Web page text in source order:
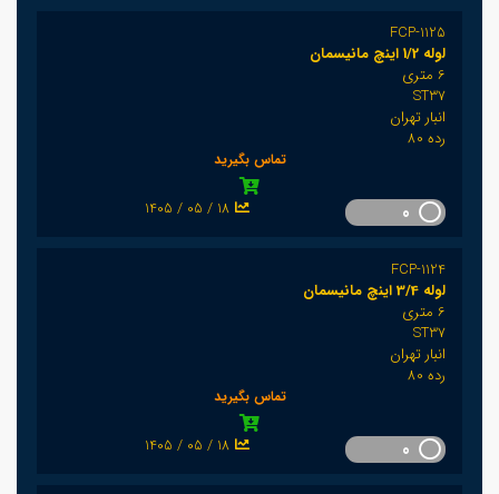
FCP-1125
لوله 1/2 اینچ مانیسمان
6 متری
ST37
انبار تهران
رده 80
تماس بگیرید
1405 / 05 / 18
FCP-1124
لوله 3/4 اینچ مانیسمان
6 متری
ST37
انبار تهران
رده 80
تماس بگیرید
1405 / 05 / 18